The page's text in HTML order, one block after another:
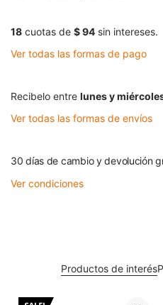
18 cuotas de $ 94 sin intereses.
Ver todas las formas de pago
Recibelo entre lunes y
Ver todas las formas de envíos
30 días de cambio y devolución
Ver condiciones
Productos de interés